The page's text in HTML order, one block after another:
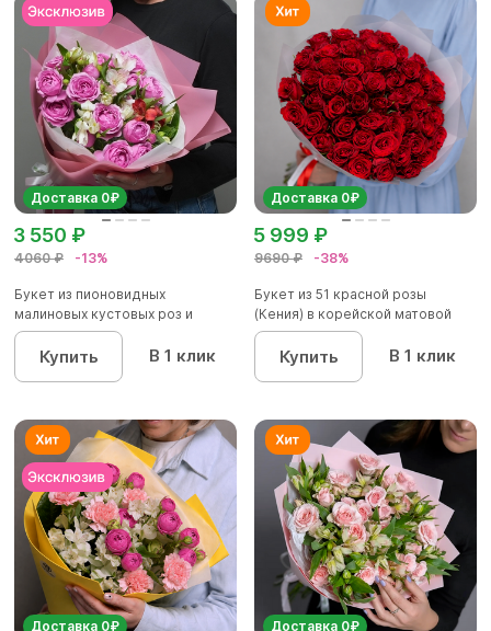
Доставка 0₽
4060 ₽ -13%
3 550 ₽
Букет из пионовидных
малиновых кустовых роз и
альстроме...
Купить В 1 клик
Доставка 0₽
9690 ₽ -38%
5 999 ₽
Букет из 51 красной розы
(Кения) в корейской матовой
уп...
Купить В 1 клик
Доставка 0₽ Доставка 0₽